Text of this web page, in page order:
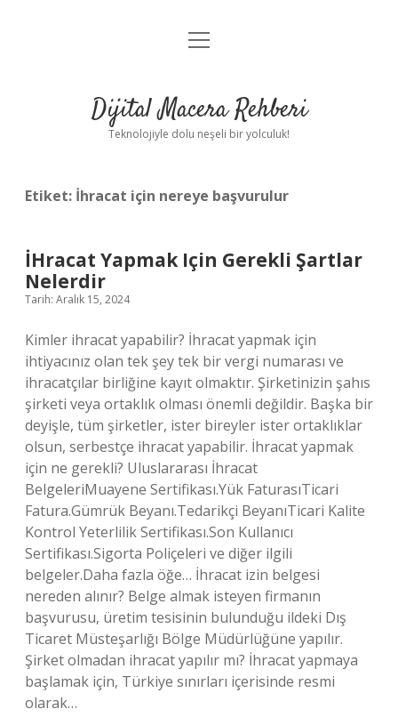
Anasayfa
Yasal Uyarı
menüyü
Dijital Macera Rehberi
Teknolojiyle dolu neşeli bir yolculuk!
Etiket: İhracat için nereye başvurulur
İHracat Yapmak Için Gerekli Şartlar
Nelerdir
Tarih: Aralık 15, 2024
Kimler ihracat yapabilir? İhracat yapmak için
ihtiyacınız olan tek şey tek bir vergi numarası ve
ihracatçılar birliğine kayıt olmaktır. Şirketinizin şahıs
şirketi veya ortaklık olması önemli değildir. Başka bir
deyişle, tüm şirketler, ister bireyler ister ortaklıklar
olsun, serbestçe ihracat yapabilir. İhracat yapmak
için ne gerekli? Uluslararası İhracat
BelgeleriMuayene Sertifikası.Yük FaturasıTicari
Fatura.Gümrük Beyanı.Tedarikçi BeyanıTicari Kalite
Kontrol Yeterlilik Sertifikası.Son Kullanıcı
Sertifikası.Sigorta Poliçeleri ve diğer ilgili
belgeler.Daha fazla öğe… İhracat izin belgesi
nereden alınır? Belge almak isteyen firmanın
başvurusu, üretim tesisinin bulunduğu ildeki Dış
Ticaret Müsteşarlığı Bölge Müdürlüğüne yapılır.
Şirket olmadan ihracat yapılır mı? İhracat yapmaya
başlamak için, Türkiye sınırları içerisinde resmi
olarak…